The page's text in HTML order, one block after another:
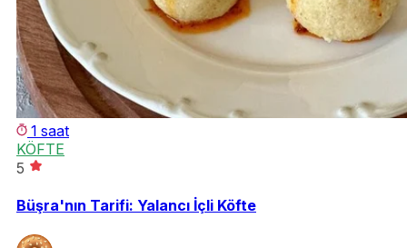
1 saat
KÖFTE
5
Büşra'nın Tarifi: Yalancı İçli Köfte